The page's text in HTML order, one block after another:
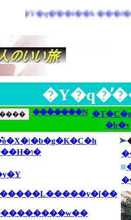
���݃����N
�b�v
����̃O������H�ו�